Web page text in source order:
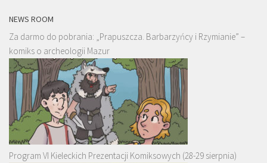
NEWS ROOM
Za darmo do pobrania: „Prapuszcza. Barbarzyńcy i Rzymianie” –
komiks o archeologii Mazur
Program VI Kieleckich Prezentacji Komiksowych (28-29 sierpnia)